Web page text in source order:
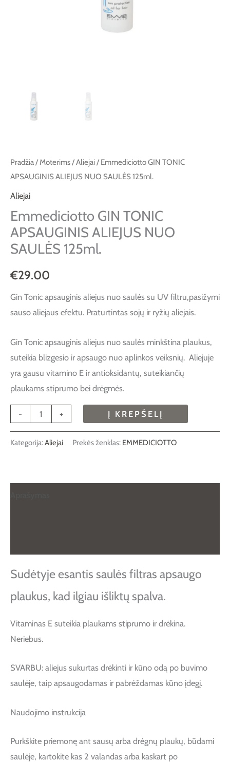
Pradžia/ Moterims/Aliejai/ Emmediciotto GIN TONIC
APSAUGINIS ALIEJUS NUO SAULĖS 125ml.
Aliejai
Emmediciotto GIN TONIC
APSAUGINIS ALIEJUS NUO
SAULĖS 125ml.
€29.00
Gin Tonic apsauginis aliejus nuo saulės su UV filtru,pasižymi
sauso aliejaus efektu. Praturtintas sojų ir ryžių aliejais.
Gin Tonic apsauginis aliejus nuo saulės minkština plaukus,
suteikia blizgesio ir apsaugo nuo aplinkos veiksnių. Aliejuje
yra gausu vitamino E ir antioksidantų, suteikiančių
plaukams stiprumo bei drėgmės.
- + Į KREPŠELĮ
Kategorija:Aliejai Prekės ženklas: EMMEDICIOTTO
Sudėtyje esantis saulės filtras apsaugo
plaukus, kad ilgiau išliktų spalva.
Vitaminas E suteikia plaukams stiprumo ir drėkina.
Neriebus.
SVARBU: aliejus sukurtas drėkinti ir kūno odą po buvimo
saulėje, taip apsaugodamas ir pabrėždamas kūno įdegį.
Naudojimo instrukcija
Purkškite priemonę ant sausų arba drėgnų plaukų, būdami
saulėje, kartokite kas 2 valandas arba kaskart po